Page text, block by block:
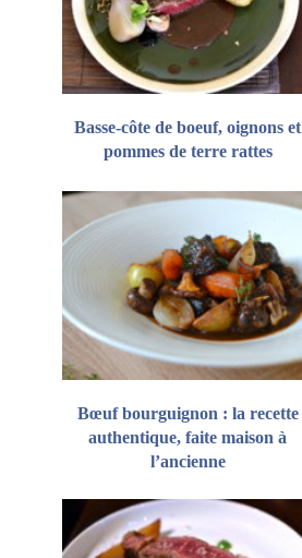
Basse-côte de boeuf, oignons et
pommes de terre rattes
Bœuf bourguignon : la recette
authentique, faite maison à
l’ancienne